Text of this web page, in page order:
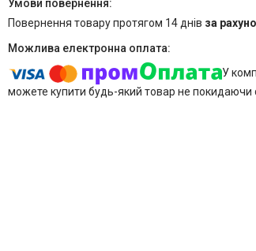
повернення товару протягом 14 днів за
У
можете купити будь-який товар не покидаючи